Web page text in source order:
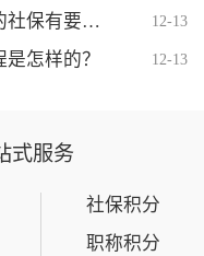
2025年随迁入户深圳对申请人的社保有要求吗？ 12-13
怎样的？ 12-13
式服务
社保积分
职称积分